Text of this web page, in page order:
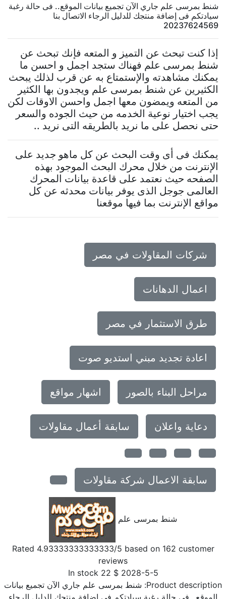
شنط بمرسى علم جاري الآن تجميع بيانات الموقع.. فى حالة رغبة
سيادتكم فى إضافة منتجك للدليل الرجاء الاتصال بنا
20237624569
إذا كنت تبحث عن التميز و المتعه فإنك تبحث عن
شنط بمرسى علم فهناك ستجد اجمل و احسن ما
يمكنك مشاهدته والإستمتاع به عن قرب لذلك يبحث
الكثيرين عن شنط بمرسى علم ويجدون بها الكثير
من المتعه ويمضون معها اجمل واحسن الاوقات لكن
يجب اختيار نوعية الخدمه من حيث الجوده والسعر
حتى نحصل على ما نريد بالطريقه التى نريد ..
يمكنك فى أى وقت البحث عن كل ماهو جديد على
الإنترنت من خلال محرك البحث الموجود بهذه
الصفحه حيث نعتمد على قاعدة بيانات المحرك
العالمى جوجل الذى يوفر بيانات محدثه عن كل
مواقع الإنترنت بما فيها موقعنا
شركات المقاولات في مصر
اعمال الدهانات
طرق الاستثمار في مصر
اعادة تجديد مبني استديو صوت
مراحل البناء بالصور اشهار مواقع
دعاية واعلان سابقة أعمال مقاولات
سابقة الاعمال شركة مقاولات
شنط بمرسى علم
Rated4.93333333333333/5 based on162customer
reviews
2028-5-5
$
22
In stock
Product شنط بمرسى علم جاري الآن تجميع بيانات
الموقع.. فى حالة رغبة سيادتكم فى إضافة منتجك للدليل الرجاء